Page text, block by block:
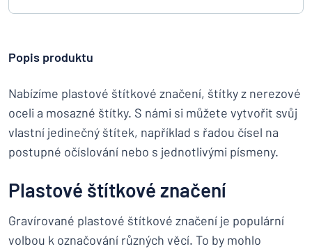
Popis produktu
Nabízíme plastové štítkové značení, štítky z nerezové
oceli a mosazné štítky. S námi si můžete vytvořit svůj
vlastní jedinečný štítek, například s řadou čísel na
postupné očíslování nebo s jednotlivými písmeny.
Plastové štítkové značení
Gravírované plastové štítkové značení je populární
volbou k označování různých věcí. To by mohlo